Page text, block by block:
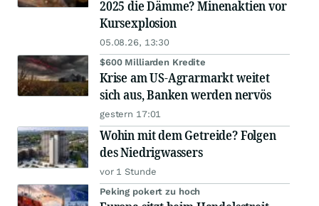
2025 die Dämme? Minenaktien vor
Kursexplosion
05.08.26, 13:30
$600 Milliarden Kredite
Krise am US-Agrarmarkt weitet
sich aus, Banken werden nervös
gestern 17:01
Wohin mit dem Getreide? Folgen
des Niedrigwassers
vor 1 Stunde
Peking pokert zu hoch